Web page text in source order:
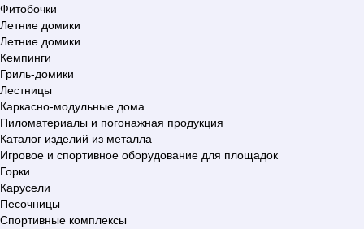
Фитобочки
Летние домики
Летние домики
Кемпинги
Гриль-домики
Лестницы
Каркасно-модульные дома
Пиломатериалы и погонажная продукция
Каталог изделий из металла
Игровое и спортивное оборудование для площадок
Горки
Карусели
Песочницы
Спортивные комплексы